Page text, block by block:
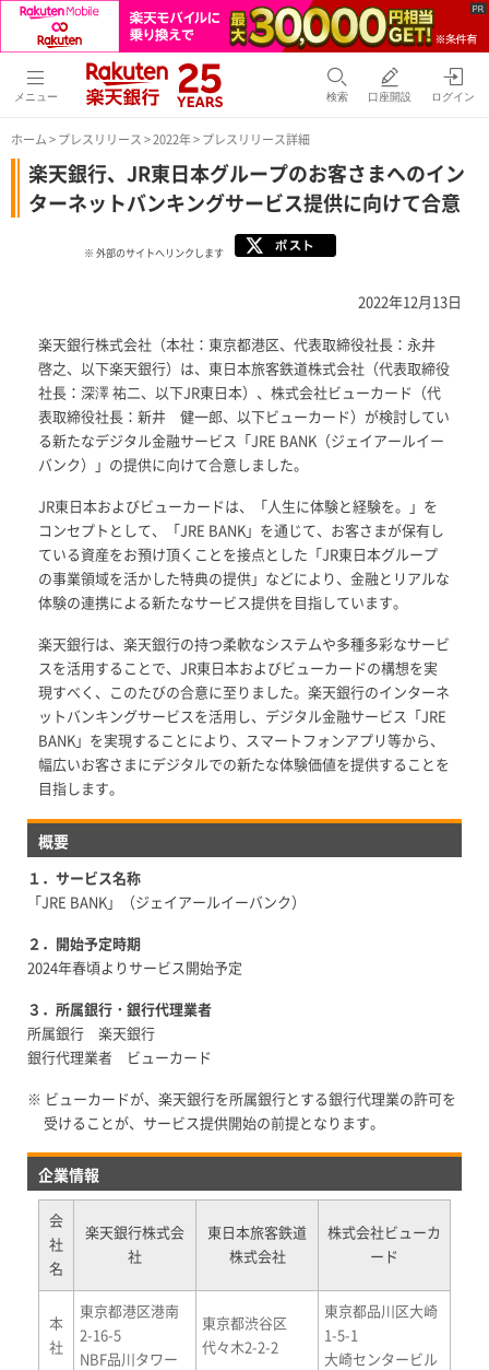
メニュー 検索 口座開設 ログイン
ホーム>プレスリリース>2022年> プレスリリース詳細
楽天銀行、JR東日本グループのお客さまへのイン
ターネットバンキングサービス提供に向けて合意
※ 外部のサイトへリンクします
2022年12月13日
楽天銀行株式会社（本社：東京都港区、代表取締役社長：永井
啓之、以下楽天銀行）は、東日本旅客鉄道株式会社（代表取締役
社長：深澤 祐二、以下JR東日本）、株式会社ビューカード（代
表取締役社長：新井 健一郎、以下ビューカード）が検討してい
る新たなデジタル金融サービス「JRE BANK（ジェイアールイー
バンク）」の提供に向けて合意しました。
JR東日本およびビューカードは、「人生に体験と経験を。」を
コンセプトとして、「JRE BANK」を通じて、お客さまが保有し
ている資産をお預け頂くことを接点とした「JR東日本グループ
の事業領域を活かした特典の提供」などにより、金融とリアルな
体験の連携による新たなサービス提供を目指しています。
楽天銀行は、楽天銀行の持つ柔軟なシステムや多種多彩なサービ
スを活用することで、JR東日本およびビューカードの構想を実
現すべく、このたびの合意に至りました。楽天銀行のインターネ
ットバンキングサービスを活用し、デジタル金融サービス「JRE
BANK」を実現することにより、スマートフォンアプリ等から、
幅広いお客さまにデジタルでの新たな体験価値を提供することを
目指します。
概要
１．サービス名称
「JRE BANK」（ジェイアールイーバンク）
２．開始予定時期
2024年春頃よりサービス開始予定
３．所属銀行・銀行代理業者
所属銀行 楽天銀行
銀行代理業者 ビューカード
※ ビューカードが、楽天銀行を所属銀行とする銀行代理業の許可を
受けることが、サービス提供開始の前提となります。
企業情報
会
社
名
楽天銀行株式会
社
東日本旅客鉄道
株式会社
株式会社ビューカ
ード
本
社
東京都港区港南
2-16-5
NBF品川タワー
東京都渋谷区
代々木2-2-2
東京都品川区大崎
1-5-1
大崎センタービル